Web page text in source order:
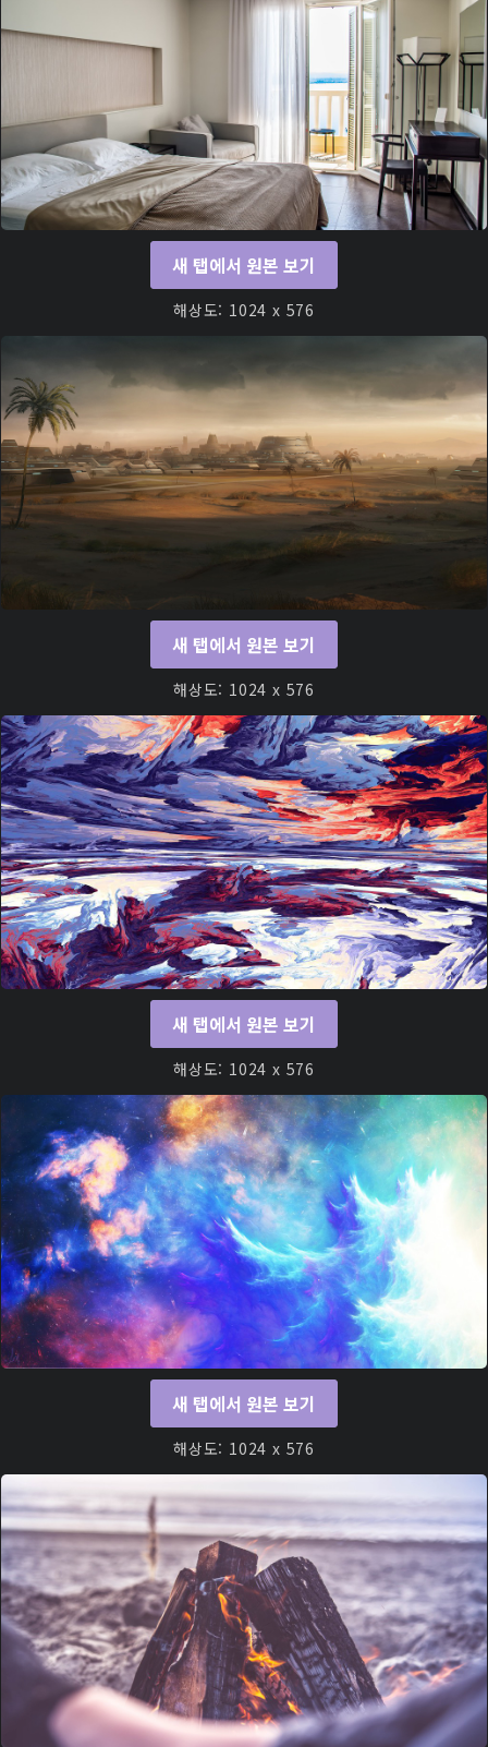
새 탭에서 원본 보기
해상도: 1024 x 576
새 탭에서 원본 보기
해상도: 1024 x 576
새 탭에서 원본 보기
해상도: 1024 x 576
새 탭에서 원본 보기
해상도: 1024 x 576